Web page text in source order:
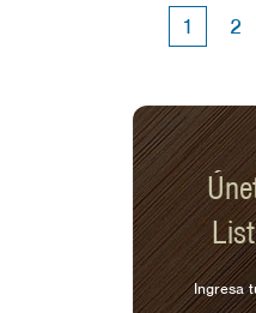
1 2
Ingresa